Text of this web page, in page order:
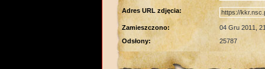
Adres URL zdjęcia:
Zamieszczono:
04 Gru 2011,
Odsłony:
25787